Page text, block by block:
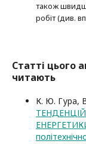
також
робіт (див.
Статті цього
читають
К. Ю. Гура,